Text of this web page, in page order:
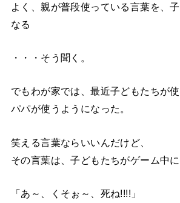
よく、親が普段使っている言葉を、
なる
・・・そう聞く。
でもわが家では、最近子どもたちが
パパが使うようになった。
笑える言葉ならいいんだけど、
その言葉は、子どもたちがゲーム中に
「あ～、くそぉ～、死ね!!!!」